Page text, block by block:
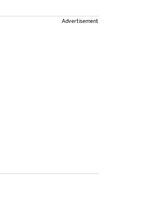
Advertisement